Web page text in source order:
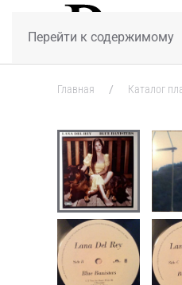
Перейти к содержимому
Главная Каталог